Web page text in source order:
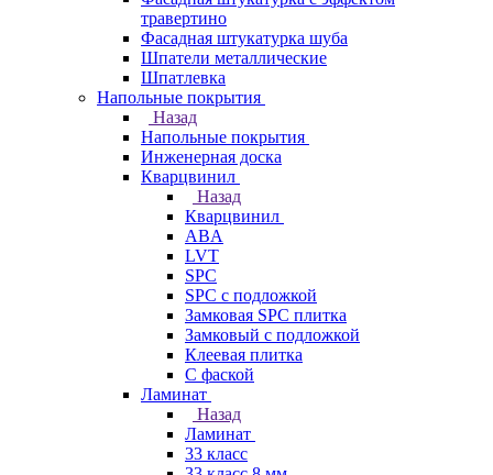
травертино
Фасадная штукатурка шуба
Шпатели металлические
Шпатлевка
Напольные покрытия
Назад
Напольные покрытия
Инженерная доска
Кварцвинил
Назад
Кварцвинил
ABA
LVT
SPC
SPC с подложкой
Замковая SPC плитка
Замковый с подложкой
Клеевая плитка
С фаской
Ламинат
Назад
Ламинат
33 класс